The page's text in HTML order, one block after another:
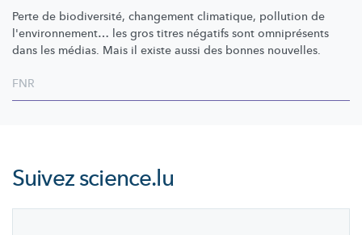
Perte de biodiversité, changement climatique, pollution de
l'environnement… les gros titres négatifs sont omniprésents
dans les médias. Mais il existe aussi des bonnes nouvelles.
FNR
Suivezscience.lu